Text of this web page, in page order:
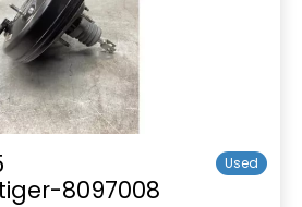
8097008
Used